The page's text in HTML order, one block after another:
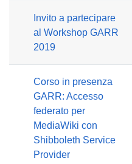
Invito a partecipare
al Workshop GARR
2019
Corso in presenza
GARR: Accesso
federato per
MediaWiki con
Shibboleth Service
Provider